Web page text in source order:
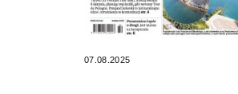
07.08.2025